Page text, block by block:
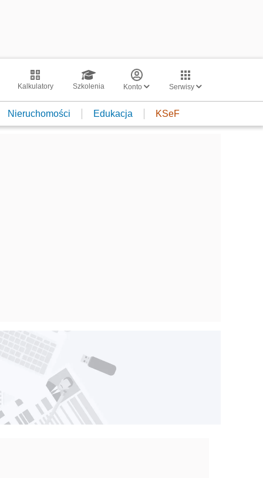
Kalkulatory Szkolenia Konto Serwisy
Nieruchomości Edukacja KSeF